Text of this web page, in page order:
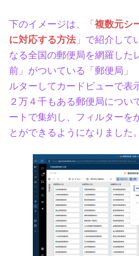
下のイメージは、「複数元シ
に対応する方法 」で紹介して
なる全国の郵便局を網羅した
前」がついている「郵便局」
ルターしてカードビューで表
２万４千もある郵便局につい
ートで集約し、フィルターを
とができるようになりました。